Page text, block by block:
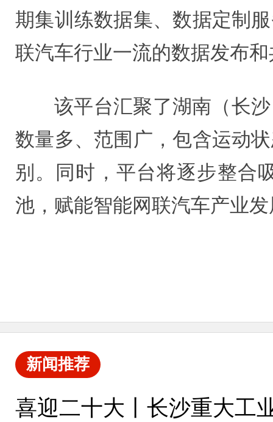
期集训练数据集、数据定制
联汽车行业一流的数据发布
该平台汇聚了湖南（长
数量多、范围广，包含运动
别。同时，平台将逐步整合
池，赋能智能网联汽车产业
新闻推荐
喜迎二十大丨长沙重大工